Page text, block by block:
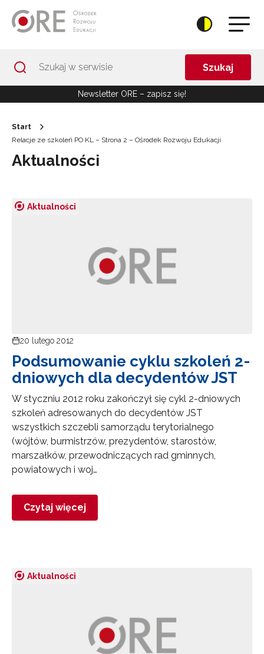
Szukaj
Newsletter ORE – zapisz się!
Start
Relacje ze szkoleń PO KL – Strona 2 – Ośrodek Rozwoju Edukacji
Aktualności
Aktualności
20 lutego 2012
Podsumowanie cyklu szkoleń 2-
dniowych dla decydentów JST
W styczniu 2012 roku zakończył się cykl 2-dniowych
szkoleń adresowanych do decydentów JST
wszystkich szczebli samorządu terytorialnego
(wójtów, burmistrzów, prezydentów, starostów,
marszałków, przewodniczących rad gminnych,
powiatowych i woj…
Czytaj więcej
Aktualności